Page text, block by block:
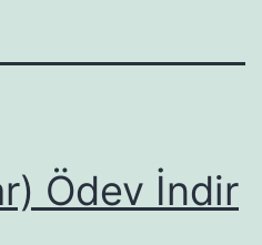
Ödev İndir